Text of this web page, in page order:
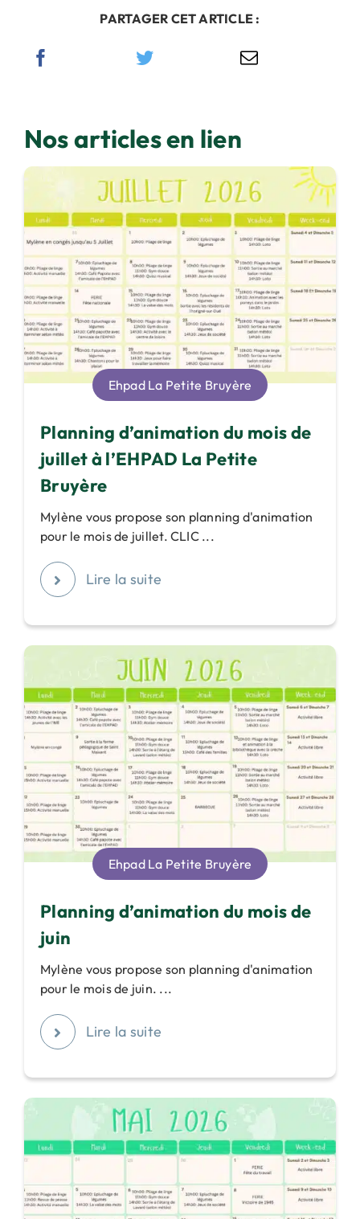
PARTAGER CET ARTICLE :
Nos articles en lien
Ehpad La Petite Bruyère
Planning d’animation du mois de
juillet à l’EHPAD La Petite
Bruyère
Mylène vous propose son planning d'animation
pour le mois de juillet. CLIC ...
Lire la suite
Ehpad La Petite Bruyère
Planning d’animation du mois de
juin
Mylène vous propose son planning d'animation
pour le mois de juin. ...
Lire la suite